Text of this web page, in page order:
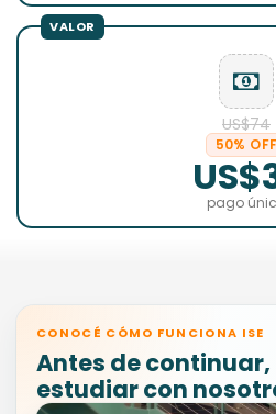
US$74
50% OFF
pago
CONOCÉ CÓMO FUNCIONA ISE
Antes de
estudiar con